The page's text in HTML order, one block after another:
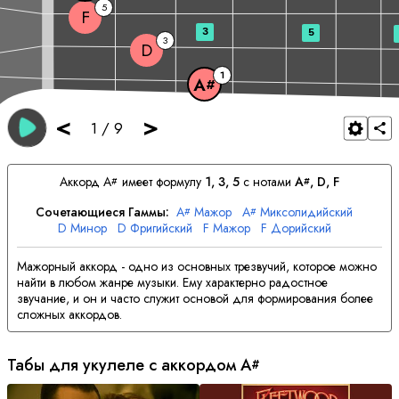
< 1 / 9 >
A# 1
D 3
F 5
3 5
АккордA# имеет формулу 1, 3, 5с нотами A#, D, F
Сочетающиеся Гаммы: A# Мажор A# Миксолидийский
D Минор D Фригийский F Мажор F Дорийский
Мажорный аккорд - одно из основных трезвучий, которое можно
найти в любом жанре музыки. Ему характерно радостное
звучание, и он и часто служит основой для формирования более
сложных аккордов.
Табы для укулеле с аккордомA#